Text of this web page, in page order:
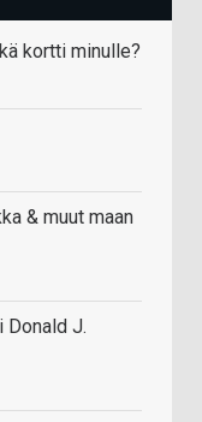
kortti minulle?
& muut maan
Donald J.